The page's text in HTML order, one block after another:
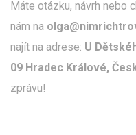
Máte otázku, návrh nebo
nám na
najít na adrese: U
09 Hradec Králové,
zprávu!